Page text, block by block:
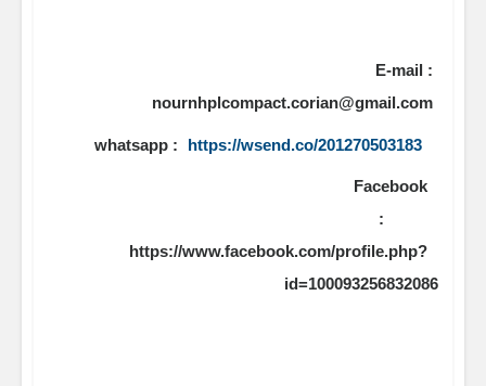
E-mail :
nournhplcompact.corian@gmail.com
whatsapp : https://wsend.co/201270503183
Facebook
:
https://www.facebook.com/profile.php?
id=100093256832086